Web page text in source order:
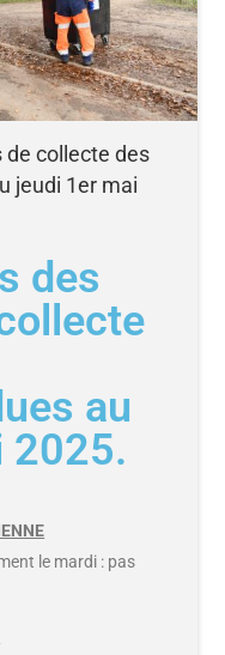
collecte des
jeudi 1er mai
des
au
2025.
le mardi : pas